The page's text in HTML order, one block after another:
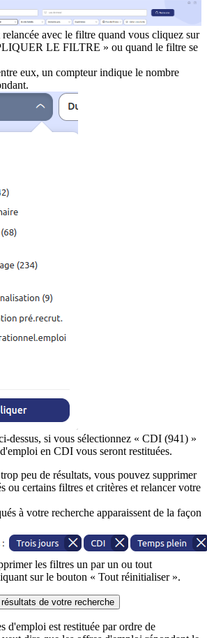
relancée avec le filtre quand vous cliquez sur
LE FILTRE » ou quand le filtre se
eux, un compteur indique le nombre
dessus, si vous sélectionnez « CDI (941) »
en CDI vous seront restituées.
peu de résultats, vous pouvez supprimer
ou certains filtres et critères et relancer votre
à votre recherche apparaissent de la façon
les filtres un par un ou tout
sur le bouton « Tout réinitialiser ».
de votre recherche
d'emploi est restituée par ordre de